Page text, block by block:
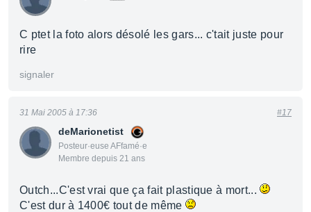
C ptet la foto alors désolé les gars... c'tait juste pour
rire
signaler
deMarionetist
Posteur·euse AFfamé·e
Membre depuis 21 ans
31 Mai 2005 à 17:36 #17
Outch...C'est vrai que ça fait plastique à mort...
C'est dur à 1400€ tout de même